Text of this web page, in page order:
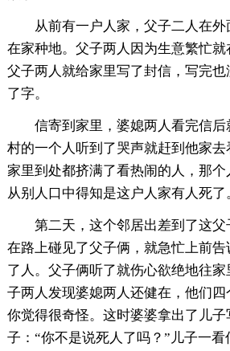
从前有一户人家，父子二人在
在家种地。父子两人因为生意繁忙就
父子两人就给家里写了封信，写完
了字。
信寄到家里，婆媳两人看完信后
村的一个人听到了哭声就赶到他家
家里到处都挤满了看热闹的人，那
从别人口中得知是这户人家有人死了
第二天，这个邻居出差到了这
在路上碰见了父子俩，就急忙上前
了人。父子俩听了就伤心欲绝地往
子两人发现婆媳两人还健在，他们
你觉得很奇怪。这时婆婆拿出了儿
子：“你不是说死人了吗？”儿子一